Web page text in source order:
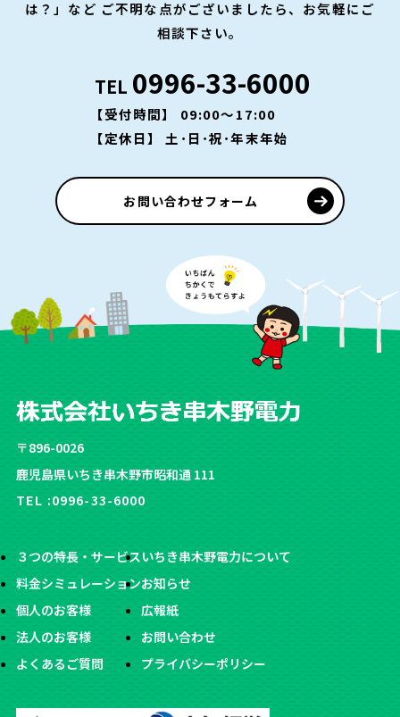
は？」など ご不明な点がございましたら、お気軽にご
相談下さい。
TEL 0996-33-6000
【受付時間】 09:00～17:00
【定休日】 土･日･祝･年末年始
お問い合わせフォーム
〒896-0026
鹿児島県いちき串木野市昭和通 111
TEL :0996-33-6000
３つの特長・サービス
料金シミュレーション
個人のお客様
法人のお客様
よくあるご質問
いちき串木野電力について
お知らせ
広報紙
お問い合わせ
プライバシーポリシー